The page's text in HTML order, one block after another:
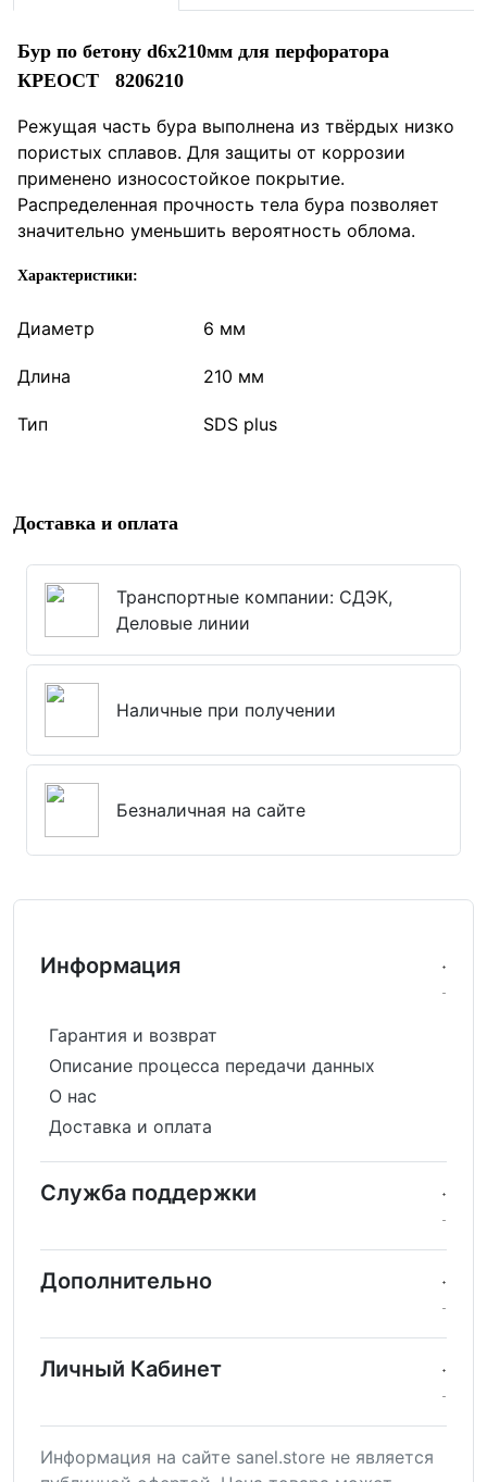
Бур по бетону d6x210мм для перфоратора
КРЕОСТ 8206210
Режущая часть бура выполнена из твёрдых низко
пористых сплавов. Для защиты от коррозии
применено износостойкое покрытие.
Распределенная прочность тела бура позволяет
значительно уменьшить вероятность облома.
Характеристики:
Диаметр 6 мм
Длина 210 мм
Тип SDS plus
Доставка и оплата
Транспортные компании: СДЭК,
Деловые линии
Наличные при получении
Безналичная на сайте
Информация
Гарантия и возврат
Описание процесса передачи данных
О нас
Доставка и оплата
Служба поддержки
Дополнительно
Личный Кабинет
Информация на сайте sanel.store не является